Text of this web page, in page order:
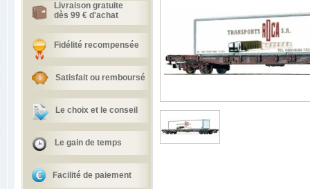
Livraison gratuite
dès 99 € d'achat
Fidélité recompensée
Satisfait ou remboursé
Le choix et le conseil
Le gain de temps
Facilité de paiement